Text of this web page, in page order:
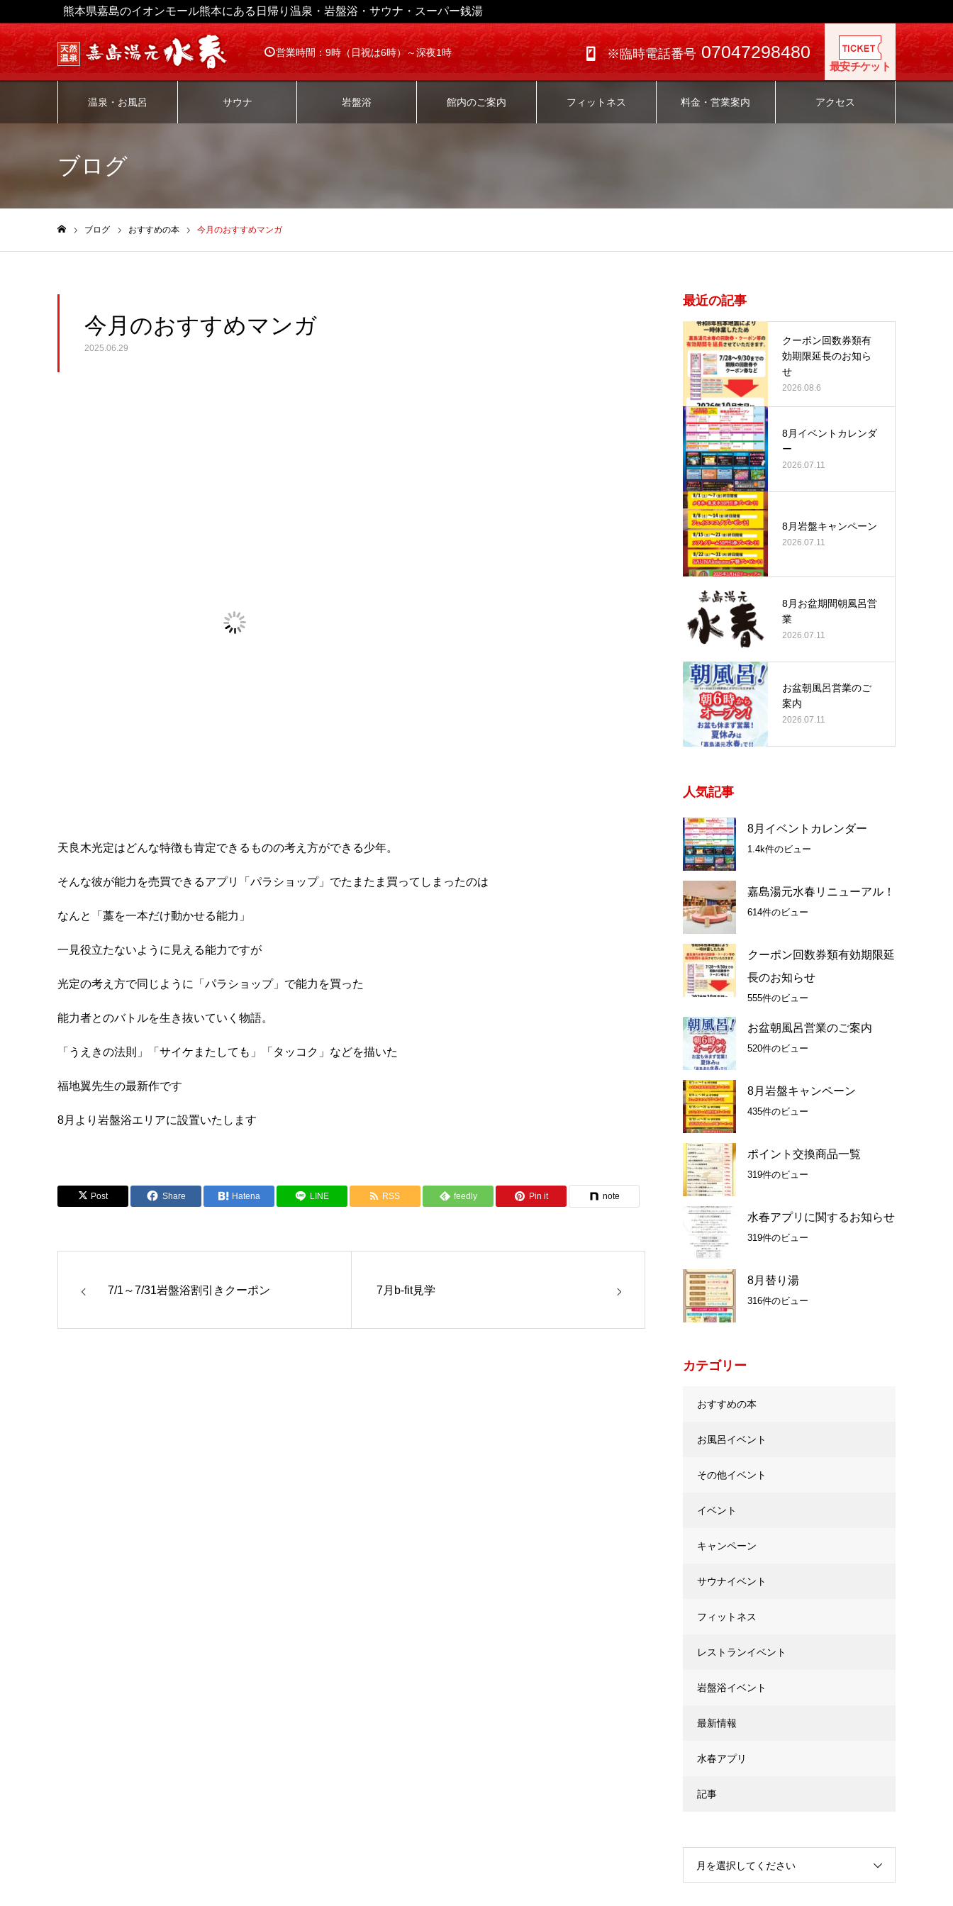
熊本県嘉島のイオンモール熊本にある日帰り温泉・岩盤浴・サウナ・スーパー銭湯
営業時間：9時（日祝は6時）～深夜1時 ※臨時電話番号07047298480
最安チケット
温泉・お風呂 サウナ 岩盤浴 館内のご案内 フィットネス 料金・営業案内 アクセス
ブログ
ブログ おすすめの本 今月のおすすめマンガ
今月のおすすめマンガ
2025.06.29
天良木光定はどんな特徴も肯定できるものの考え方ができる少年。
そんな彼が能力を売買できるアプリ「パラショップ」でたまたま買ってしまったのは
なんと「藁を一本だけ動かせる能力」
一見役立たないように見える能力ですが
光定の考え方で同じように「パラショップ」で能力を買った
能力者とのバトルを生き抜いていく物語。
「うえきの法則」「サイケまたしても」「タッコク」などを描いた
福地翼先生の最新作です
8月より岩盤浴エリアに設置いたします
Post Share Hatena LINE RSS feedly Pin it note
7/1～7/31岩盤浴割引きクーポン 7月b-fit見学
最近の記事
クーポン回数券類有
効期限延長のお知ら
せ
2026.08.6
8月イベントカレンダ
ー
2026.07.11
8月岩盤キャンペーン
2026.07.11
8月お盆期間朝風呂営
業
2026.07.11
お盆朝風呂営業のご
案内
2026.07.11
人気記事
8月イベントカレンダー
1.4k件のビュー
嘉島湯元水春リニューアル！
614件のビュー
クーポン回数券類有効期限延
長のお知らせ
555件のビュー
お盆朝風呂営業のご案内
520件のビュー
8月岩盤キャンペーン
435件のビュー
ポイント交換商品一覧
319件のビュー
水春アプリに関するお知らせ
319件のビュー
8月替り湯
316件のビュー
カテゴリー
おすすめの本
お風呂イベント
その他イベント
イベント
キャンペーン
サウナイベント
フィットネス
レストランイベント
岩盤浴イベント
最新情報
水春アプリ
記事
月を選択してください